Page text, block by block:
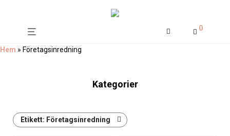
0
Hem » Företagsinredning
Kategorier
Etikett: Företagsinredning